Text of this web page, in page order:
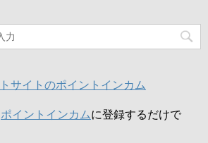
ポイントインカムに登録するだけで